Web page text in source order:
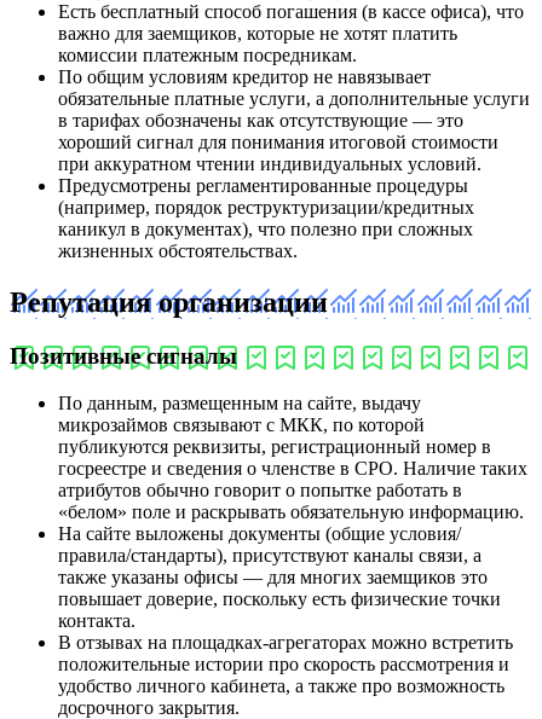
Есть бесплатный способ погашения (в кассе офиса), что
важно для заемщиков, которые не хотят платить
комиссии платежным посредникам.
По общим условиям кредитор не навязывает
обязательные платные услуги, а дополнительные услуги
в тарифах обозначены как отсутствующие — это
хороший сигнал для понимания итоговой стоимости
при аккуратном чтении индивидуальных условий.
Предусмотрены регламентированные процедуры
(например, порядок реструктуризации/кредитных
каникул в документах), что полезно при сложных
жизненных обстоятельствах.
Репутация организации
Позитивные сигналы
По данным, размещенным на сайте, выдачу
микрозаймов связывают с МКК, по которой
публикуются реквизиты, регистрационный номер в
госреестре и сведения о членстве в СРО. Наличие таких
атрибутов обычно говорит о попытке работать в
«белом» поле и раскрывать обязательную информацию.
На сайте выложены документы (общие условия/
правила/стандарты), присутствуют каналы связи, а
также указаны офисы — для многих заемщиков это
повышает доверие, поскольку есть физические точки
контакта.
В отзывах на площадках-агрегаторах можно встретить
положительные истории про скорость рассмотрения и
удобство личного кабинета, а также про возможность
досрочного закрытия.